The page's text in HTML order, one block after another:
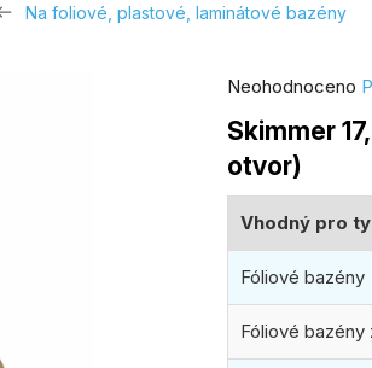
Na foliové, plastové, laminátové bazény
Skimmer
otvor)
Průměrné
produktu
je
0,0
5
hvězdiček.
Neohodnoceno
Vhodný pro
Fóliové bazény
Fóliové